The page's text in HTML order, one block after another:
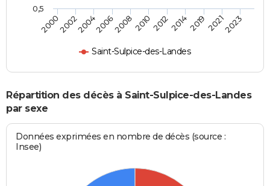
Saint-Sulpice-des-Landes
20002002200420062008201020122014201920212023
0,5
Répartition des décès à Saint-Sulpice-des-Landes
par sexe
Données exprimées en nombre de décès (source :
Insee)